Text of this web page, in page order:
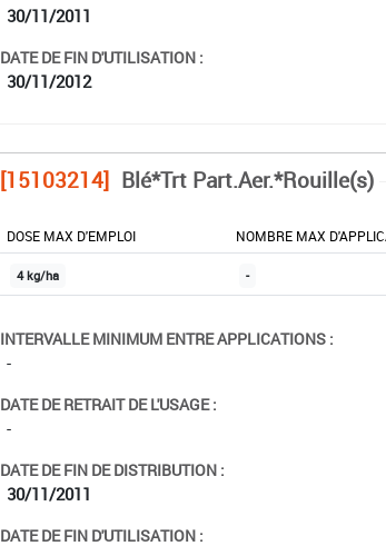
30/11/2011
DATE DE FIN D'UTILISATION :
30/11/2012
[15103214] Blé*Trt Part.Aer.*Rouille(s)
DOSE MAX D'EMPLOI NOMBRE MAX
4 kg/ha -
INTERVALLE MINIMUM ENTRE APPLICATIONS :
-
DATE DE RETRAIT DE L'USAGE :
-
DATE DE FIN DE DISTRIBUTION :
30/11/2011
DATE DE FIN D'UTILISATION :